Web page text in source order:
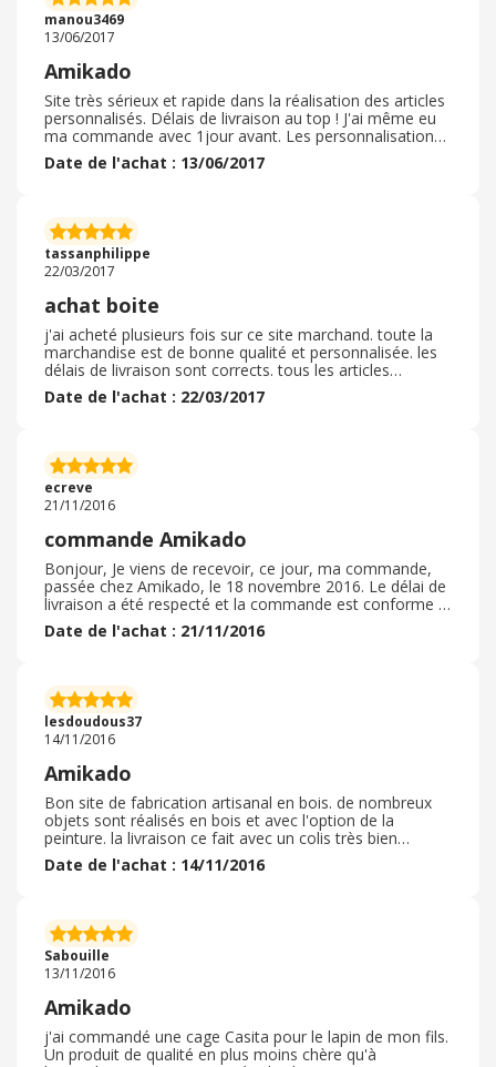
manou3469
13/06/2017
Amikado
Site très sérieux et rapide dans la réalisation des articles
personnalisés. Délais de livraison au top ! J'ai même eu
ma commande avec 1jour avant. Les personnalisations
sont bien faites. Je suis très contente de mon achat. Et si
on a un problème ou besoin d'aide ils sont de très bon
Date de l'achat : 13/06/2017
tassanphilippe
22/03/2017
achat boite
j'ai acheté plusieurs fois sur ce site marchand. toute la
marchandise est de bonne qualité et personnalisée. les
délais de livraison sont corrects. tous les articles
proposés sont a des prix défiants toutes concurrence
Date de l'achat : 22/03/2017
ecreve
21/11/2016
commande Amikado
Bonjour, Je viens de recevoir, ce jour, ma commande,
passée chez Amikado, le 18 novembre 2016. Le délai de
livraison a été respecté et la commande est conforme à
mon attente. Je recommande vivement ce site.
Date de l'achat : 21/11/2016
lesdoudous37
14/11/2016
Amikado
Bon site de fabrication artisanal en bois. de nombreux
objets sont réalisés en bois et avec l'option de la
peinture. la livraison ce fait avec un colis très bien
emballé et sous protection, pas de problème.
Date de l'achat : 14/11/2016
Sabouille
13/11/2016
Amikado
j'ai commandé une cage Casita pour le lapin de mon fils.
Un produit de qualité en plus moins chère qu'à